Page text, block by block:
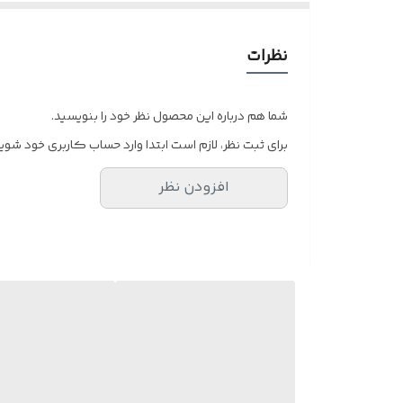
نظرات
شما هم درباره این محصول نظر خود را بنویسید.
برای ثبت نظر، لازم است ابتدا وارد حساب کاربری خود
افزودن نظر